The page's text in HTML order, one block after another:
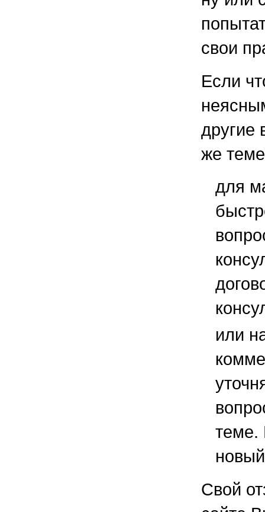
свои
Если
другие
же
для
или
теме.
Свой